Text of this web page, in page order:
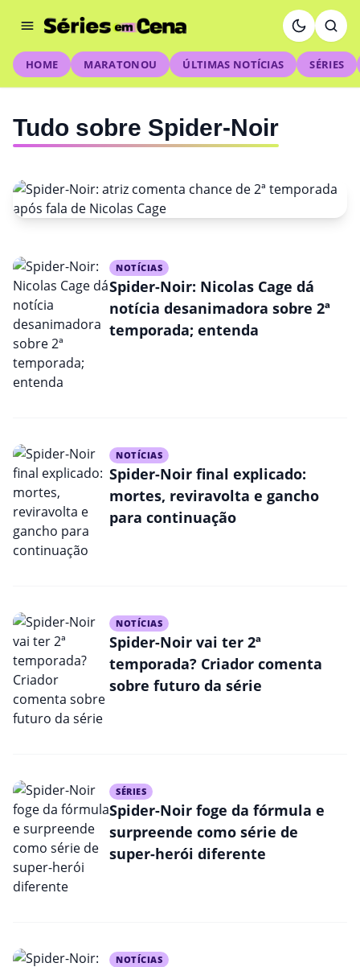
HOME MARATONOU ÚLTIMAS NOTÍCIAS SÉRIES
Tudo sobre Spider-Noir
Spider-Noir: atriz comenta
chance de 2ª temporada após
fala de Nicolas Cage
NOTÍCIAS
Spider-Noir: Nicolas Cage dá
notícia desanimadora sobre 2ª
temporada; entenda
NOTÍCIAS
Spider-Noir final explicado:
mortes, reviravolta e gancho
para continuação
NOTÍCIAS
Spider-Noir vai ter 2ª
temporada? Criador comenta
sobre futuro da série
SÉRIES
Spider-Noir foge da fórmula e
surpreende como série de
super-herói diferente
NOTÍCIAS